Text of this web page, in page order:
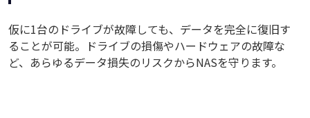
仮に1台のドライブが故障しても、データを完全に復旧す
ることが可能。ドライブの損傷やハードウェアの故障な
ど、あらゆるデータ損失のリスクからNASを守ります。